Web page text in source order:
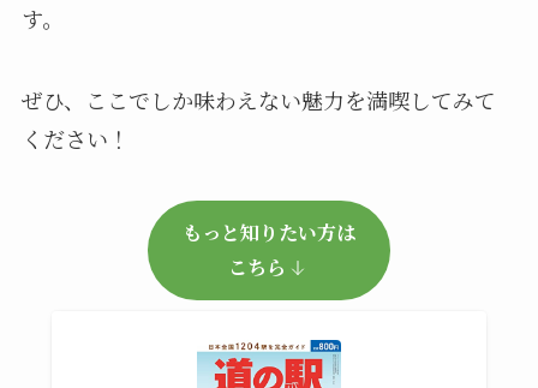
す。
ぜひ、ここでしか味わえない魅力を満喫してみて
ください！
もっと知りたい方は
こちら